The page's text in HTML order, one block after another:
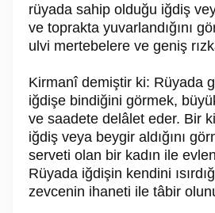
rüyada sahip olduğu iğdiş
ve toprakta yuvarlandığını
ulvi mertebelere ve geniş
Kirmanî demiştir ki: Rüyada
iğdişe bindiğini görmek,
ve saadete delâlet eder. Bir
iğdiş veya beygir aldığını
serveti olan bir kadın ile
Rüyada iğdişin kendini
zevcenin ihaneti ile tâbir